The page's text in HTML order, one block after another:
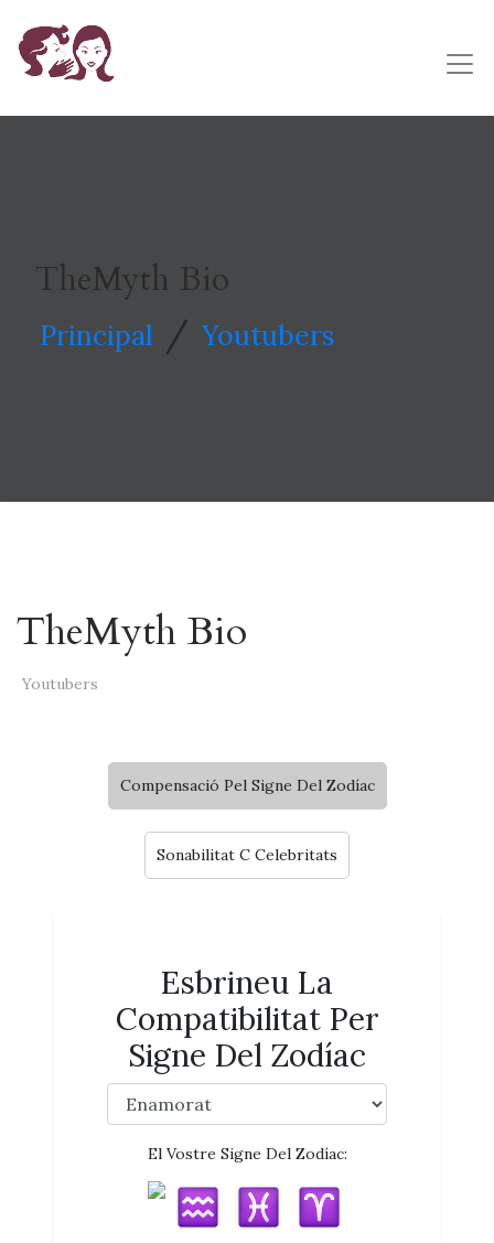
TheMyth Bio
Principal / Youtubers
TheMyth Bio
Youtubers
Compensació Pel Signe Del Zodíac
Sonabilitat C Celebritats
Esbrineu La
Compatibilitat Per
Signe Del Zodíac
El Vostre Signe Del Zodíac: